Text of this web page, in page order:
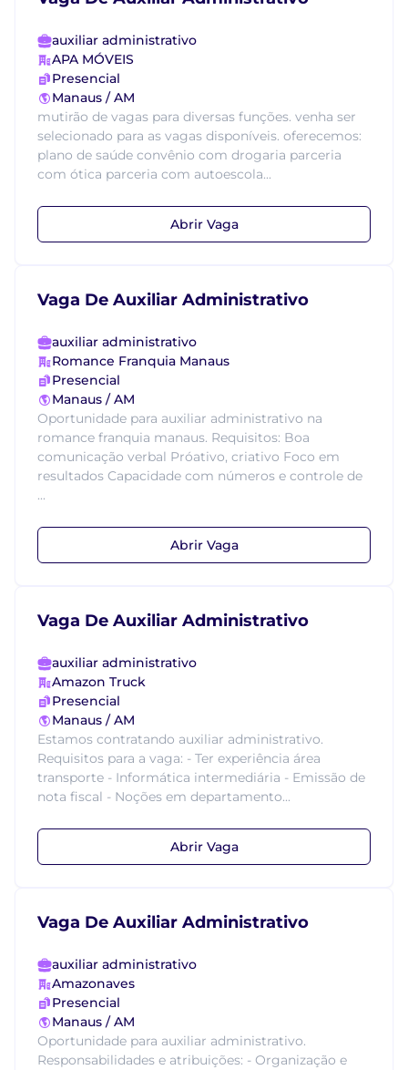
auxiliar administrativo
APA MÓVEIS
Presencial
Manaus / AM
mutirão de vagas para diversas funções. venha ser
selecionado para as vagas disponíveis. oferecemos:
plano de saúde convênio com drogaria parceria
com ótica parceria com autoescola...
Abrir Vaga
Vaga De Auxiliar Administrativo
auxiliar administrativo
Romance Franquia Manaus
Presencial
Manaus / AM
Oportunidade para auxiliar administrativo na
romance franquia manaus. Requisitos: Boa
comunicação verbal Próativo, criativo Foco em
resultados Capacidade com números e controle de
...
Abrir Vaga
Vaga De Auxiliar Administrativo
auxiliar administrativo
Amazon Truck
Presencial
Manaus / AM
Estamos contratando auxiliar administrativo.
Requisitos para a vaga: - Ter experiência área
transporte - Informática intermediária - Emissão de
nota fiscal - Noções em departamento...
Abrir Vaga
Vaga De Auxiliar Administrativo
auxiliar administrativo
Amazonaves
Presencial
Manaus / AM
Oportunidade para auxiliar administrativo.
Responsabilidades e atribuições: - Organização e